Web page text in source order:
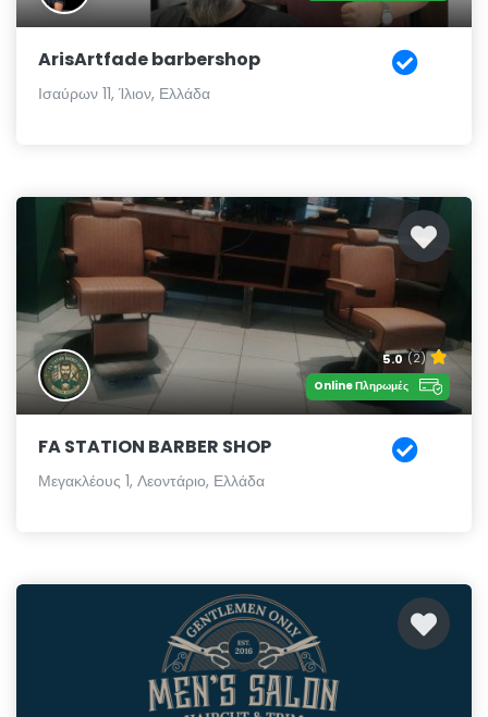
ArisArtfade barbershop
Ισαύρων 11, Ίλιον, Ελλάδα
5.0 (2)
Online Πληρωμές
FA STATION BARBER SHOP
Μεγακλέους 1, Λεοντάριο, Ελλάδα